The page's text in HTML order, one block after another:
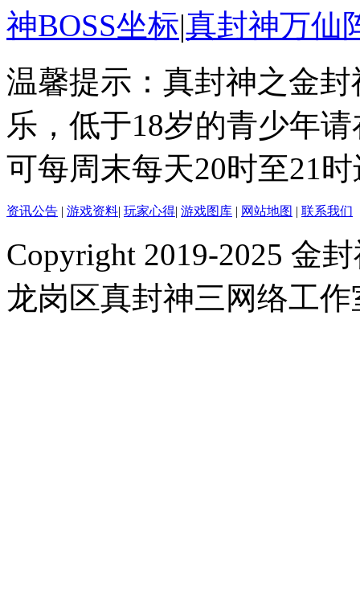
神BOSS坐标|真封神万仙
温馨提示：真封神之金
乐，低于18岁的青少年
可每周末每天20时至21
资讯公告 | 游戏资料| 玩家心得| 游戏图库 | 网站地图 | 联系我们
Copyright 2019-2025 金
龙岗区真封神三网络工